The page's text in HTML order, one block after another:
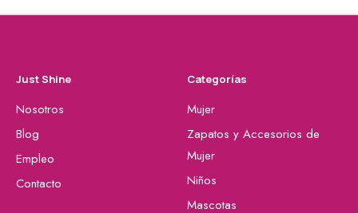
Just Shine
Nosotros
Blog
Empleo
Contacto
Categorías
Mujer
Zapatos y Accesorios de
Mujer
Niños
Mascotas